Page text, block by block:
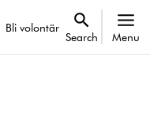
Bli volontär
Search Menu